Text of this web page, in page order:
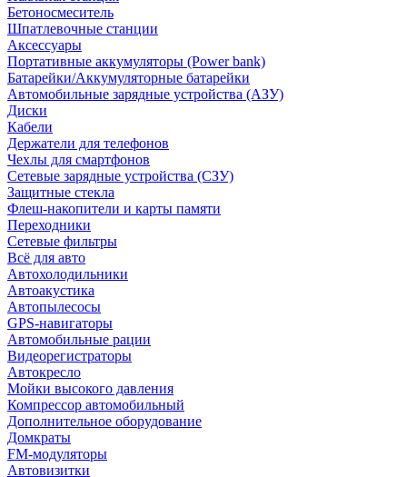
Бетоносмеситель
Шпатлевочные станции
Аксессуары
Портативные аккумуляторы (Power bank)
Батарейки/Аккумуляторные батарейки
Автомобильные зарядные устройства (АЗУ)
Диски
Кабели
Держатели для телефонов
Чехлы для смартфонов
Сетевые зарядные устройства (СЗУ)
Защитные стекла
Флеш-накопители и карты памяти
Переходники
Сетевые фильтры
Всё для авто
Автохолодильники
Автоакустика
Автопылесосы
GPS-навигаторы
Автомобильные рации
Видеорегистраторы
Автокресло
Мойки высокого давления
Компрессор автомобильный
Дополнительное оборудование
Домкраты
FM-модуляторы
Автовизитки